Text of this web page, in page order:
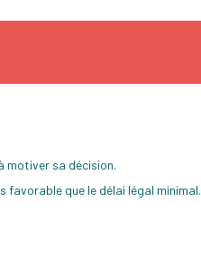
motiver sa décision.
que le délai légal minimal.